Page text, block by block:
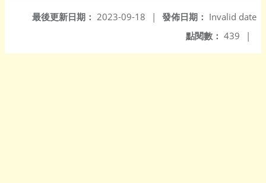
發佈日期： Invalid date
最後更新日期： 2023-09-18
|
點閱數： 439 |